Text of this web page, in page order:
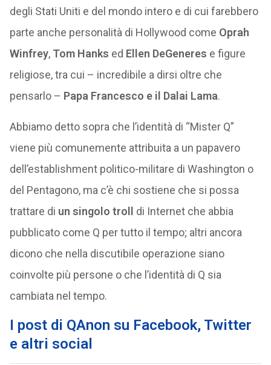
degli Stati Uniti e del mondo intero e di cui farebbero
parte anche personalità di Hollywood come Oprah
Winfrey, Tom Hanks ed Ellen DeGeneres e figure
religiose, tra cui – incredibile a dirsi oltre che
pensarlo – Papa Francesco e il Dalai Lama.
Abbiamo detto sopra che l’identità di “Mister Q”
viene più comunemente attribuita a un papavero
dell’establishment politico-militare di Washington o
del Pentagono, ma c’è chi sostiene che si possa
trattare di un singolo troll di Internet che abbia
pubblicato come Q per tutto il tempo; altri ancora
dicono che nella discutibile operazione siano
coinvolte più persone o che l’identità di Q sia
cambiata nel tempo.
I post di QAnon su Facebook, Twitter
e altri social